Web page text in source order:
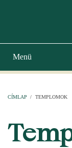
Main
Menü
CÍMLAP / TEMPLOMOK